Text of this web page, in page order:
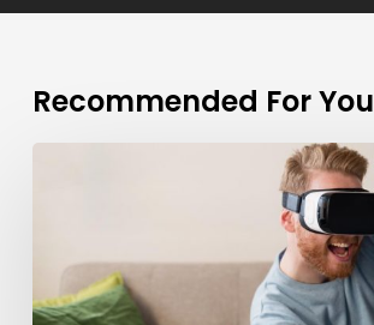
Recommended For You